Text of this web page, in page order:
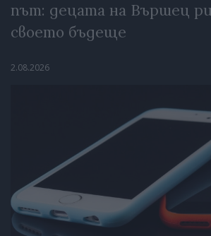
път: децата на Вършец
своето бъдеще
2.08.2026